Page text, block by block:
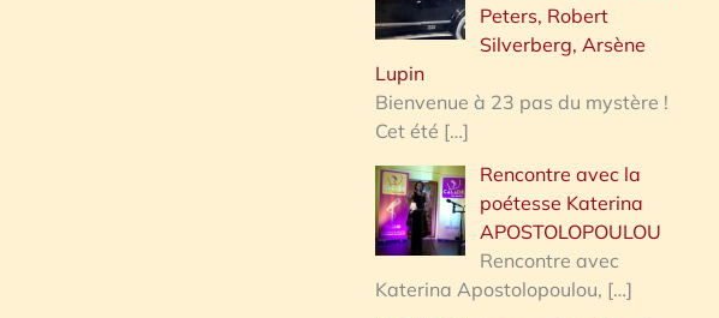
Peters, Robert
Silverberg, Arsène
Lupin
Bienvenue à 23 pas du mystère !
Cet été […]
Rencontre avec la
poétesse Katerina
APOSTOLOPOULOU
Rencontre avec
Katerina Apostolopoulou, […]